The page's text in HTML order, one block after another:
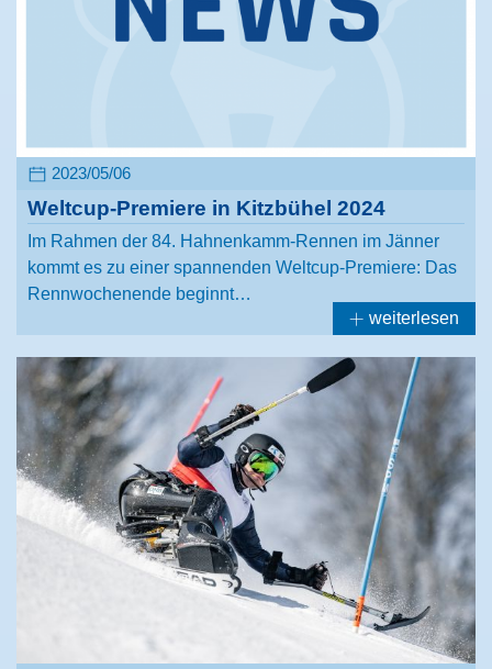
2023/05/06
Weltcup-Premiere in Kitzbühel 2024
Im Rahmen der 84. Hahnenkamm-Rennen im Jänner
kommt es zu einer spannenden Weltcup-Premiere: Das
Rennwochenende beginnt…
weiterlesen